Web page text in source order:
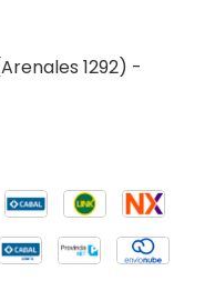
1292) -